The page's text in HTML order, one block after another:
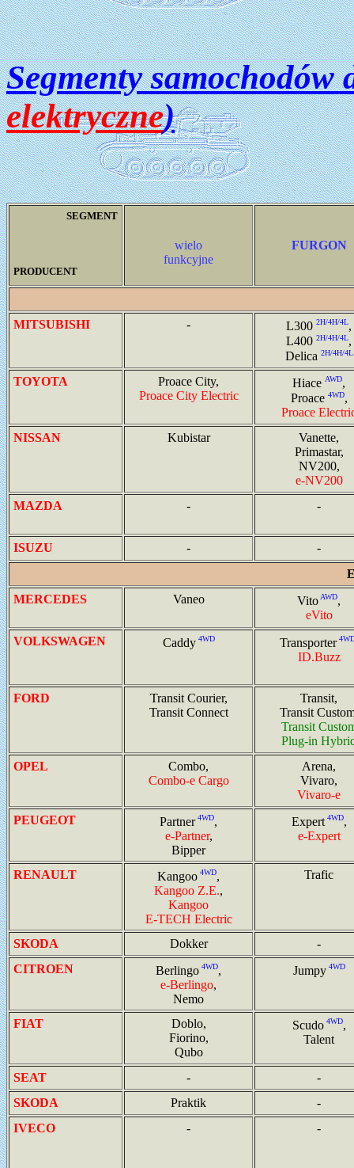
Segmenty samochodów
elektryczne)
SEGMENT
PRODUCENT
wielo
funkcyjne
FURGON
MITSUBISHI - L300 2H/4H/4L,
L400 2H/4H/4L,
Delica 2H/4H/4L
TOYOTA
Proace City,
Proace City Electric
Hiace AWD,
Proace 4WD,
Proace
NISSAN
Kubistar
Vanette,
Primastar,
NV200,
e-NV200
MAZDA
- -
ISUZU -
-
MERCEDES
Vaneo VitoAWD,
eVito
VOLKSWAGEN
Caddy4WD Transporter
ID.Buzz
FORD
Transit Courier,
Transit Connect
Transit,
Transit
Transit
Plug-in
OPEL
Combo,
Combo-e Cargo
Arena,
Vivaro,
Vivaro-e
PEUGEOT
Partner4WD,
e-Partner,
Bipper
Expert4WD,
e-Expert
RENAULT Kangoo 4WD,
Kangoo Z.E.,
Kangoo
E-TECH Electric
Trafic
SKODA Dokker
-
CITROEN
Berlingo 4WD,
e-Berlingo,
Nemo
Jumpy4WD
FIAT
Doblo,
Fiorino,
Qubo
Scudo 4WD,
Talent
SEAT -
-
SKODA
Praktik
-
IVECO
- -